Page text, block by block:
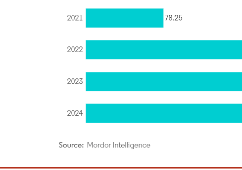
Bild © Mordor Intelligence. Wiederverwendung erfordert Namensnennung gemäß CC BY 4.0.